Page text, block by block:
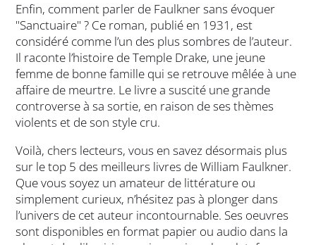
Enfin, comment parler de Faulkner sans évoquer
"Sanctuaire" ? Ce roman, publié en 1931, est
considéré comme l’un des plus sombres de l’auteur.
Il raconte l’histoire de Temple Drake, une jeune
femme de bonne famille qui se retrouve mêlée à une
affaire de meurtre. Le livre a suscité une grande
controverse à sa sortie, en raison de ses thèmes
violents et de son style cru.
Voilà, chers lecteurs, vous en savez désormais plus
sur le top 5 des meilleurs livres de William Faulkner.
Que vous soyez un amateur de littérature ou
simplement curieux, n’hésitez pas à plonger dans
l’univers de cet auteur incontournable. Ses oeuvres
sont disponibles en format papier ou audio dans la